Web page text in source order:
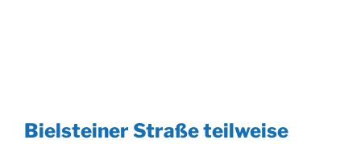
Bielsteiner Straße teilweise